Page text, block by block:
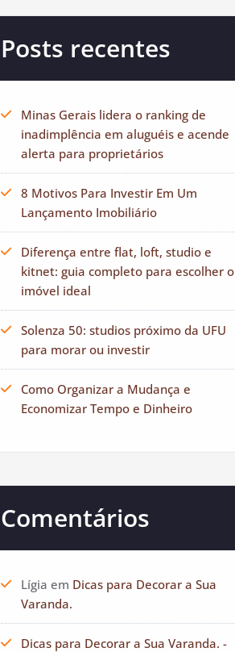
Posts recentes
Minas Gerais lidera o ranking de
inadimplência em aluguéis e acende
alerta para proprietários
8 Motivos Para Investir Em Um
Lançamento Imobiliário
Diferença entre flat, loft, studio e
kitnet: guia completo para escolher o
imóvel ideal
Solenza 50: studios próximo da UFU
para morar ou investir
Como Organizar a Mudança e
Economizar Tempo e Dinheiro
Comentários
Lígia em Dicas para Decorar a Sua
Varanda.
Dicas para Decorar a Sua Varanda. -